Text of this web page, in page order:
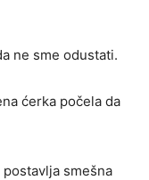
ne sme odustati.
ćerka počela da
smešna